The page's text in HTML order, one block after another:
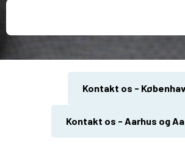
Kontakt os -
Kontakt os - Aarhus og